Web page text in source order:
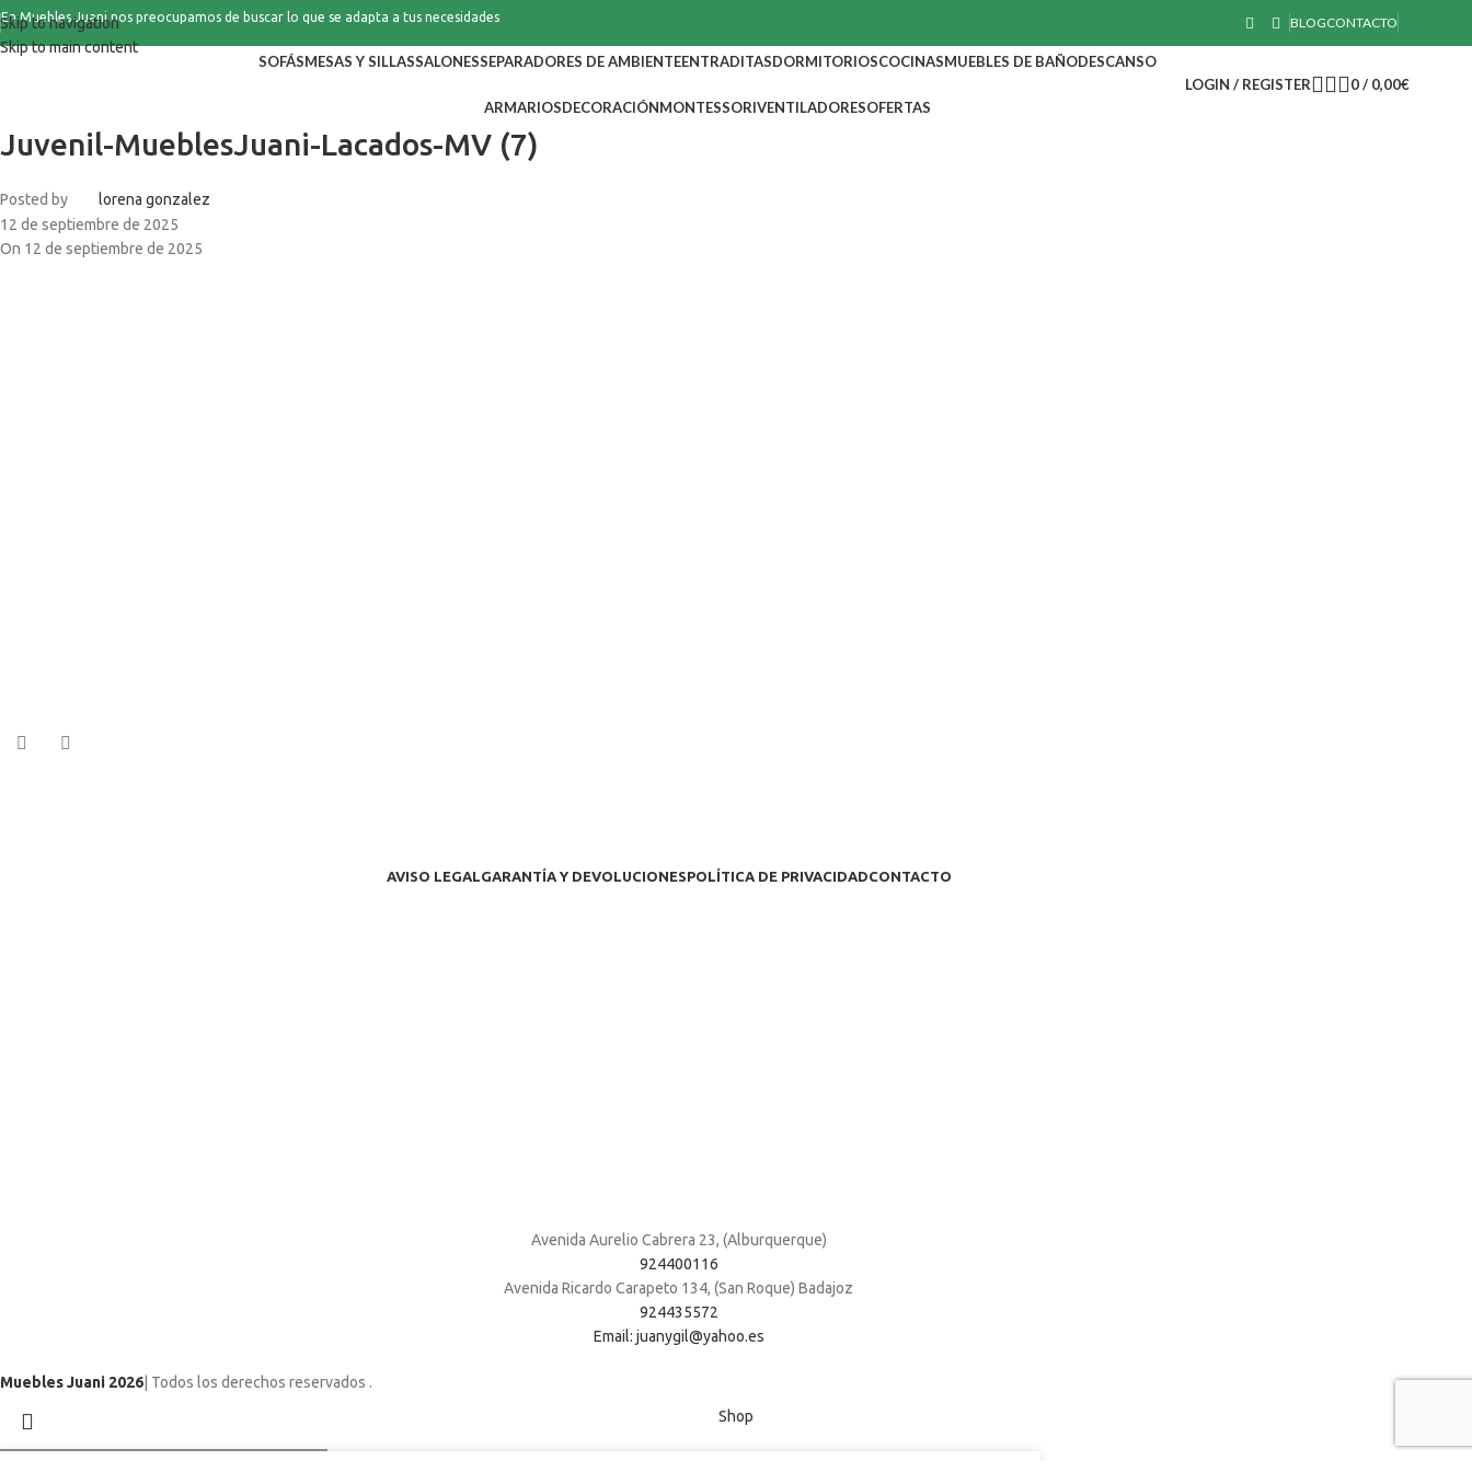
Skip to navigation
Skip to main content
En Muebles Juani nos preocupamos de buscar lo que se adapta a tus necesidades BLOGCONTACTO
SOFÁSMESAS Y SILLASSALONESSEPARADORES DE AMBIENTEENTRADITASDORMITORIOSCOCINASMUEBLES DE BAÑODESCANSO
ARMARIOSDECORACIÓNMONTESSORIVENTILADORESOFERTAS
LOGIN / REGISTER 0/ 0,00€
Juvenil-MueblesJuani-Lacados-MV (7)
Posted by
lorena gonzalez
12 de septiembre de 2025
On 12 de septiembre de 2025
AVISO LEGALGARANTÍA Y DEVOLUCIONESPOLÍTICA DE PRIVACIDADCONTACTO
Avenida Aurelio Cabrera 23, (Alburquerque)
924400116
Avenida Ricardo Carapeto 134, (San Roque) Badajoz
924435572
Email: juanygil@yahoo.es
Muebles Juani 2026 | Todos los derechos reservados .
Shop